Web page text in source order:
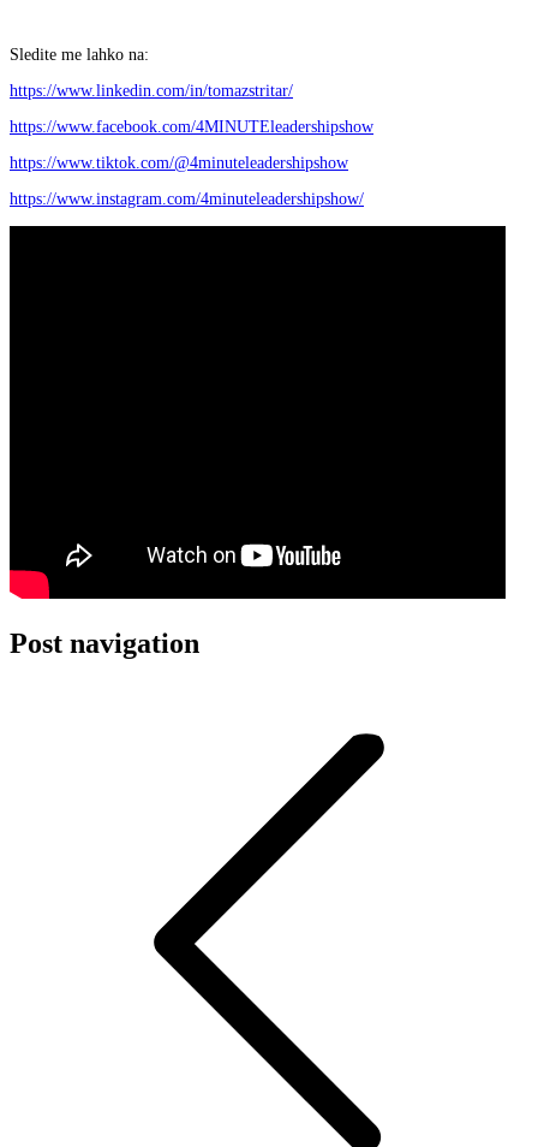
Sledite me lahko na:
https://www.linkedin.com/in/tomazstritar/
https://www.facebook.com/4MINUTEleadershipshow
https://www.tiktok.com/@4minuteleadershipshow
https://www.instagram.com/4minuteleadershipshow/
Post navigation